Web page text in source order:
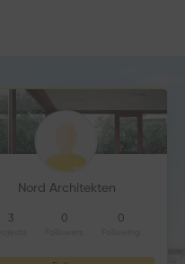
Nord Architekten
3 0 0